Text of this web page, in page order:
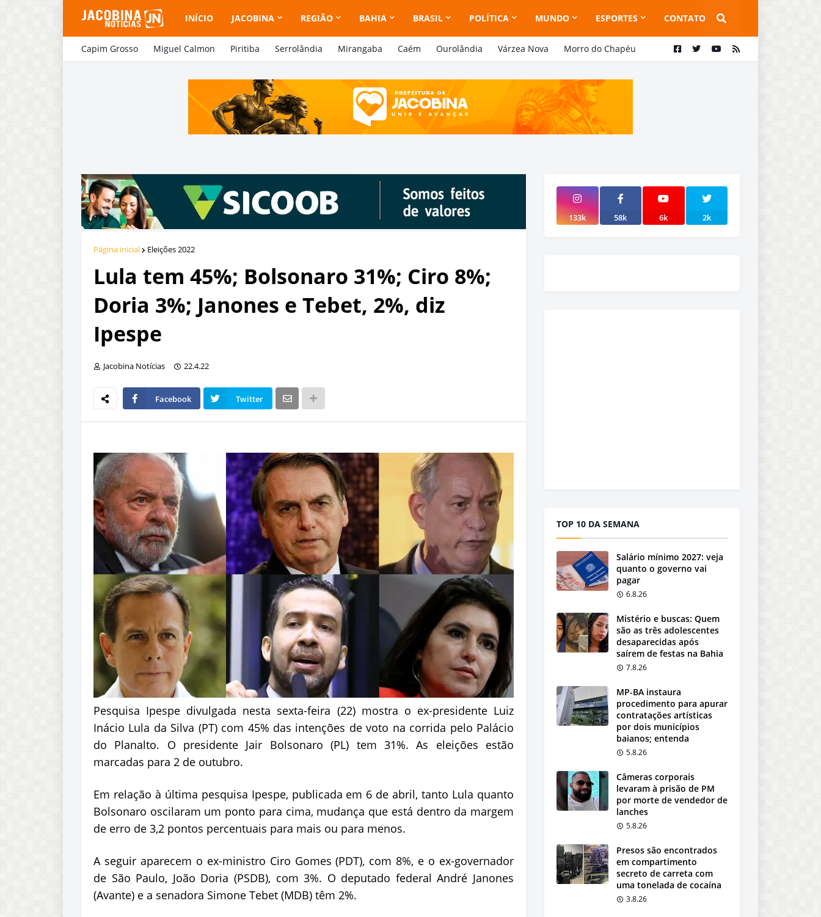
INÍCIO JACOBINA REGIÃO BAHIA BRASIL POLÍTICA MUNDO ESPORTES CONTATO
Capim Grosso Miguel Calmon Piritiba Serrolândia Mirangaba Caém Ourolândia Várzea Nova Morro do Chapéu
Página inicial Eleições 2022
Lula tem 45%; Bolsonaro 31%; Ciro 8%;
Doria 3%; Janones e Tebet, 2%, diz
Ipespe
Jacobina Notícias 22.4.22
Facebook Twitter
Pesquisa Ipespe divulgada nesta sexta-feira (22) mostra o ex-presidente Luiz
Inácio Lula da Silva (PT) com 45% das intenções de voto na corrida pelo Palácio
do Planalto. O presidente Jair Bolsonaro (PL) tem 31%. As eleições estão
marcadas para 2 de outubro.
Em relação à última pesquisa Ipespe, publicada em 6 de abril, tanto Lula quanto
Bolsonaro oscilaram um ponto para cima, mudança que está dentro da margem
de erro de 3,2 pontos percentuais para mais ou para menos.
A seguir aparecem o ex-ministro Ciro Gomes (PDT), com 8%, e o ex-governador
de São Paulo, João Doria (PSDB), com 3%. O deputado federal André Janones
(Avante) e a senadora Simone Tebet (MDB) têm 2%.
133k 58k 6k 2k
TOP 10 DA SEMANA
Salário mínimo 2027: veja
quanto o governo vai
pagar
6.8.26
Mistério e buscas: Quem
são as três adolescentes
desaparecidas após
saírem de festas na Bahia
7.8.26
MP-BA instaura
procedimento para apurar
contratações artísticas
por dois municípios
baianos; entenda
5.8.26
Câmeras corporais
levaram à prisão de PM
por morte de vendedor de
lanches
5.8.26
Presos são encontrados
em compartimento
secreto de carreta com
uma tonelada de cocaína
3.8.26